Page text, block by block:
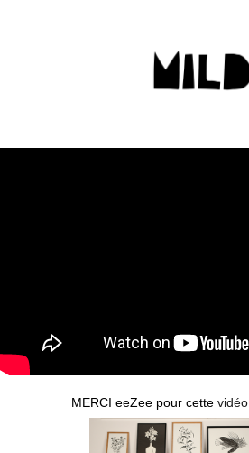
MERCI eeZee pour cette vidéo